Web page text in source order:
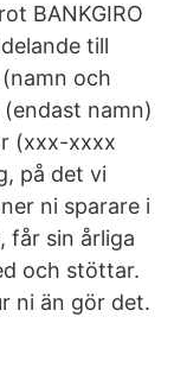
BANKGIRO
till
och
namn)
(xxx-xxxx
på det vi
ni sparare i
får sin årliga
och stöttar.
ni än gör det.